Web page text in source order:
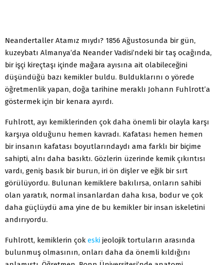
Neandertaller Atamız mıydı? 1856 Ağustosunda bir gün,
kuzeybatı Almanya’da Neander Vadisi’ndeki bir taş ocağında,
bir işçi kireçtaşı içinde mağara ayısına ait olabileceğini
düşündüğü bazı kemikler buldu. Bulduklarını o yörede
öğretmenlik yapan, doğa tarihine meraklı Johann Fuhlrott’a
göstermek için bir kenara ayırdı.
Fuhlrott, ayı kemiklerinden çok daha önemli bir olayla karşı
karşıya olduğunu hemen kavradı. Kafatası hemen hemen
bir insanın kafatası boyutlarındaydı ama farklı bir biçime
sahipti, alnı daha basıktı. Gözlerin üzerinde kemik çıkıntısı
vardı, geniş basık bir burun, iri ön dişler ve eğik bir sırt
görülüyordu. Bulunan kemiklere bakılırsa, onların sahibi
olan yaratık, normal insanlardan daha kısa, bodur ve çok
daha güçlüydü ama yine de bu kemikler bir insan iskeletini
andırıyordu.
Fuhlrott, kemiklerin çok eski jeolojik tortuların arasında
bulunmuş olmasının, onları daha da önemli kıldığını